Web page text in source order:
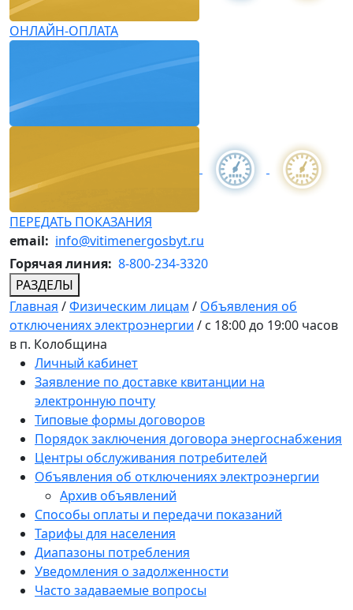
ОНЛАЙН-ОПЛАТА
ПЕРЕДАТЬ ПОКАЗАНИЯ
email: info@vitimenergosbyt.ru
Горячая линия: 8-800-234-3320
РАЗДЕЛЫ
Главная /Физическим лицам / Объявления об
отключениях электроэнергии / с 18:00 до 19:00 часов
в п. Колобщина
Личный кабинет
Заявление по доставке квитанции на
электронную почту
Типовые формы договоров
Порядок заключения договора энергоснабжения
Центры обслуживания потребителей
Объявления об отключениях электроэнергии
Архив объявлений
Способы оплаты и передачи показаний
Тарифы для населения
Диапазоны потребления
Уведомления о задолженности
Часто задаваемые вопросы